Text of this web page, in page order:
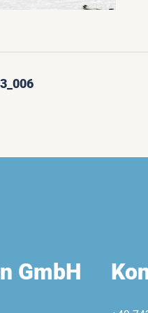
GmbH